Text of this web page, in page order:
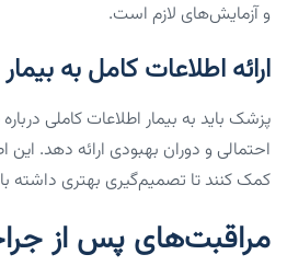
و آزمایش‌های لازم است.
ارائه اطلاعات کامل به بیمار
پزشک باید به بیمار اطلاعات کاملی
احتمالی و دوران بهبودی ارائه دهد. این
کمک کنند تا تصمیم‌گیری بهتری داشته
مراقبت‌های پس از